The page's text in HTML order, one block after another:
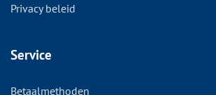
Privacy beleid
Service
Betaalmethoden